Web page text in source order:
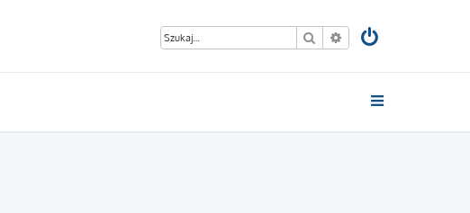
Szukaj Wyszukiwanie